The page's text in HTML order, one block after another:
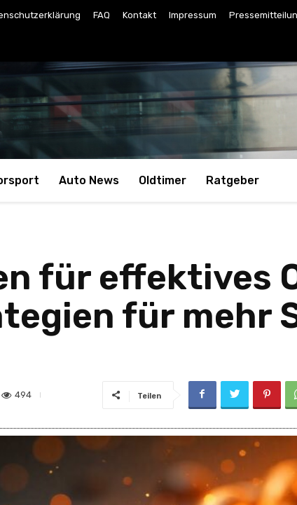
FAQ Kontakt Impressum
Auto News Oldtimer Ratgeber
für effektives
für mehr
494 Teilen